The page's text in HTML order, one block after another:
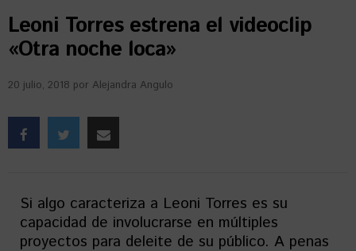
Leoni Torres estrena el videoclip
«Otra noche loca»
20 julio, 2018 por Alejandra Angulo
Si algo caracteriza a Leoni Torres es su
capacidad de involucrarse en múltiples
proyectos para deleite de su público. A penas